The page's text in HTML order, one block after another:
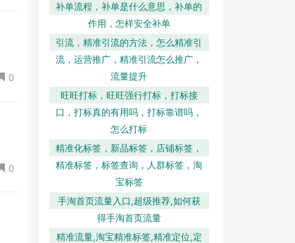
0
0
补单流程，补单是什么意思，补单的
作用，怎样安全补单
引流，精准引流的方法，怎么精准引
流，运营推广，精准引流怎么推广，
流量提升
旺旺打标，旺旺强行打标，打标接
口，打标真的有用吗，打标靠谱吗，
怎么打标
精准化标签，新品标签，店铺标签，
精准标签，标签查询，人群标签，淘
宝标签
手淘首页流量入口,超级推荐,如何获
得手淘首页流量
精准流量,淘宝精准标签,精准定位,定